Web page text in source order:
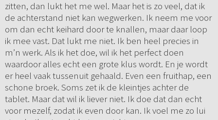
zitten, dan lukt het me wel. Maar het is zo veel, dat ik
de achterstand niet kan wegwerken. Ik neem me voor
om dan echt keihard door te knallen, maar daar loop
ik mee vast. Dat lukt me niet. Ik ben heel precies in
m’n werk. Als ik het doe, wil ik het perfect doen
waardoor alles echt een grote klus wordt. En je wordt
er heel vaak tussenuit gehaald. Even een fruithap, een
schone broek. Soms zet ik de kleintjes achter de
tablet. Maar dat wil ik liever niet. Ik doe dat dan echt
voor mezelf, zodat ik even door kan. Ik voel me zo lui